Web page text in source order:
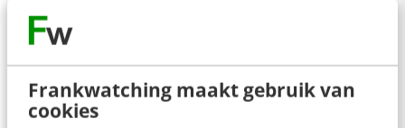
Frankwatching maakt gebruik van
cookies
Over ons
Werken bij